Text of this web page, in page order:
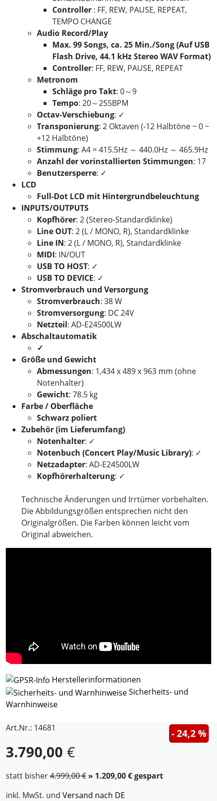
Controller : FF, REW, PAUSE, REPEAT,
TEMPO CHANGE
Audio Record/Play
Max. 99 Songs, ca. 25 Min./Song (Auf USB
Flash Drive, 44.1 kHz Stereo WAV Format)
Controller: FF, REW, PAUSE, REPEAT
Metronom
Schläge pro Takt: 0～9
Tempo: 20～255BPM
Octav-Verschiebung: ✓
Transponierung: 2 Oktaven (-12 Halbtöne ~ 0 ~
+12 Halbtöne)
Stimmung: A4 = 415.5Hz ～ 440.0Hz ～ 465.9Hz
Anzahl der vorinstallierten Stimmungen: 17
Benutzersperre: ✓
LCD
Full-Dot LCD mit Hintergrundbeleuchtung
INPUTS/OUTPUTS
Kopfhörer: 2 (Stereo-Standardklinke)
Line OUT: 2 (L / MONO, R), Standardklinke
Line IN: 2 (L / MONO, R), Standardklinke
MIDI: IN/OUT
USB TO HOST: ✓
USB TO DEVICE: ✓
Stromverbrauch und Versorgung
Stromverbrauch: 38 W
Stromversorgung: DC 24V
Netzteil: AD-E24500LW
Abschaltautomatik
✓
Größe und Gewicht
Abmessungen: 1,434 x 489 x 963 mm (ohne
Notenhalter)
Gewicht: 78.5 kg
Farbe / Oberfläche
Schwarz poliert
Zubehör (im Lieferumfang)
Notenhalter: ✓
Notenbuch (Concert Play/Music Library): ✓
Netzadapter: AD-E24500LW
Kopfhörerhalterung: ✓
Technische Änderungen und Irrtümer vorbehalten.
Die Abbildungsgrößen entsprechen nicht den
Originalgrößen. Die Farben können leicht vom
Original abweichen.
Herstellerinformationen
Sicherheits- und
Warnhinweise
Art.Nr.: 14681
3.790,00 €
statt bisher4.999,00 € » 1.209,00 € gespart
- 24,2 %
inkl. MwSt. und Versand nach DE